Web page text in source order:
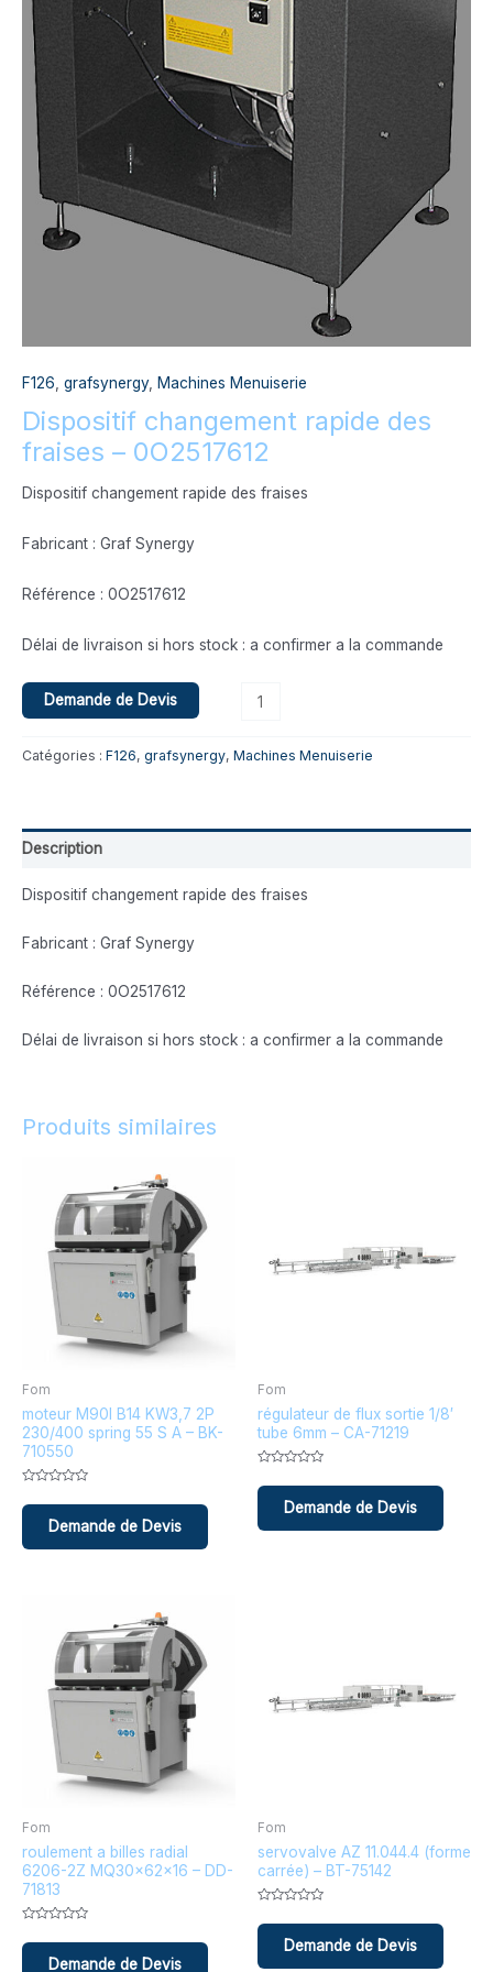
F126, grafsynergy, Machines Menuiserie
Dispositif changement rapide des
fraises – 0O2517612
Dispositif changement rapide des fraises
Fabricant : Graf Synergy
Référence : 0O2517612
Délai de livraison si hors stock : a confirmer a la commande
Demande de Devis
Catégories : F126, grafsynergy, Machines Menuiserie
Description
Dispositif changement rapide des fraises
Fabricant : Graf Synergy
Référence : 0O2517612
Délai de livraison si hors stock : a confirmer a la commande
Produits similaires
Fom
moteur M90l B14 KW3,7 2P
230/400 spring 55 S A – BK-
710550
0
Fom
régulateur de flux sortie 1/8′
tube 6mm – CA-71219
0
Fom
roulement a billes radial
6206-2Z MQ30x62x16 – DD-
71813
0
Fom
servovalve AZ 11.044.4 (forme
carrée) – BT-75142
0